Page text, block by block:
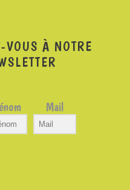
VOUS À NOTRE
Mail